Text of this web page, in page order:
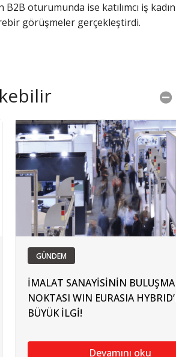
oturumunda ise katılımcı iş
görüşmeler gerçekleştirdi.
GÜNDEM
İMALAT SANAYİSİNİN BULUŞMA
NOKTASI WIN EURASIA
BÜYÜK İLGİ!
Devamını oku